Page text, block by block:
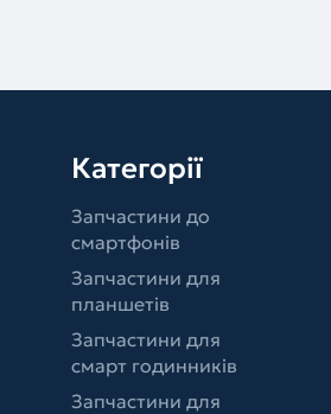
Категорії
Запчастини до
смартфонів
Запчастини для
планшетів
Запчастини для
смарт годинників
Запчастини для